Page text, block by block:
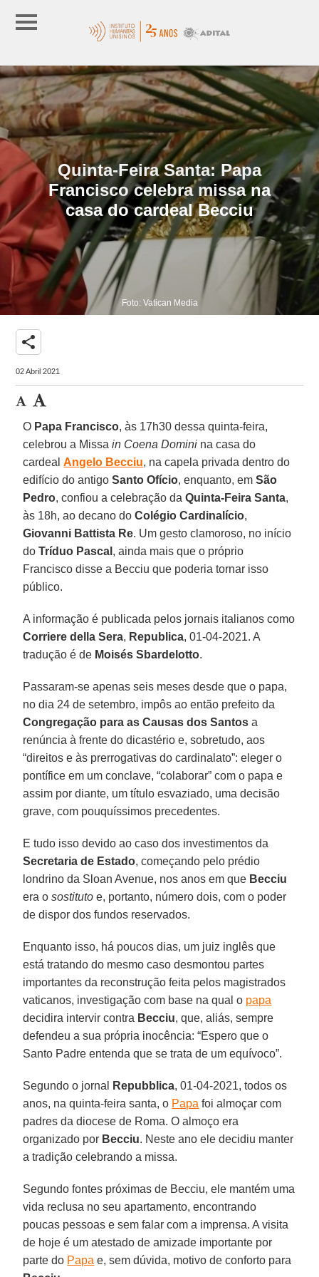
Quinta-Feira Santa: Papa
Francisco celebra missa na
casa do cardeal Becciu
Foto: Vatican Media
share
02 Abril 2021
O Papa Francisco, às 17h30 dessa quinta-feira,
celebrou a Missain Coena Domini na casa do
cardealAngelo Becciu, na capela privada dentro do
edifício do antigoSanto Ofício, enquanto, emSão
Pedro, confiou a celebração daQuinta-Feira Santa,
às 18h, ao decano doColégio Cardinalício,
Giovanni Battista Re. Um gesto clamoroso, no início
doTríduo Pascal , ainda mais que o próprio
Francisco disse a Becciu que poderia tornar isso
público.
A informação é publicada pelos jornais italianos como
Corriere della Sera, Republica, 01-04-2021. A
tradução é de Moisés Sbardelotto.
Passaram-se apenas seis meses desde que o papa,
no dia 24 de setembro, impôs ao então prefeito da
Congregação para as Causas dos Santosa
renúncia à frente do dicastério e, sobretudo, aos
“direitos e às prerrogativas do cardinalato”: eleger o
pontífice em um conclave, “colaborar” com o papa e
assim por diante, um título esvaziado, uma decisão
grave, com pouquíssimos precedentes.
E tudo isso devido ao caso dos investimentos da
Secretaria de Estado, começando pelo prédio
londrino da Sloan Avenue, nos anos em que Becciu
era osostituto e, portanto, número dois, com o poder
de dispor dos fundos reservados.
Enquanto isso, há poucos dias, um juiz inglês que
está tratando do mesmo caso desmontou partes
importantes da reconstrução feita pelos magistrados
vaticanos, investigação com base na qual o papa
decidira intervir contra Becciu, que, aliás, sempre
defendeu a sua própria inocência: “Espero que o
Santo Padre entenda que se trata de um equívoco”.
Segundo o jornal Repubblica, 01-04-2021, todos os
anos, na quinta-feira santa, o Papa foi almoçar com
padres da diocese de Roma. O almoço era
organizado por Becciu. Neste ano ele decidiu manter
a tradição celebrando a missa.
Segundo fontes próximas de Becciu, ele mantém uma
vida reclusa no seu apartamento, encontrando
poucas pessoas e sem falar com a imprensa. A visita
de hoje é um atestado de amizade importante por
parte do Papa e, sem dúvida, motivo de conforto para